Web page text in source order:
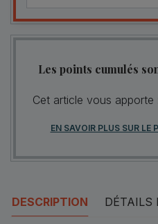
Les points cumulés
Cet article vous apporte
EN SAVOIR PLUS SUR LE
DESCRIPTION DÉTAILS